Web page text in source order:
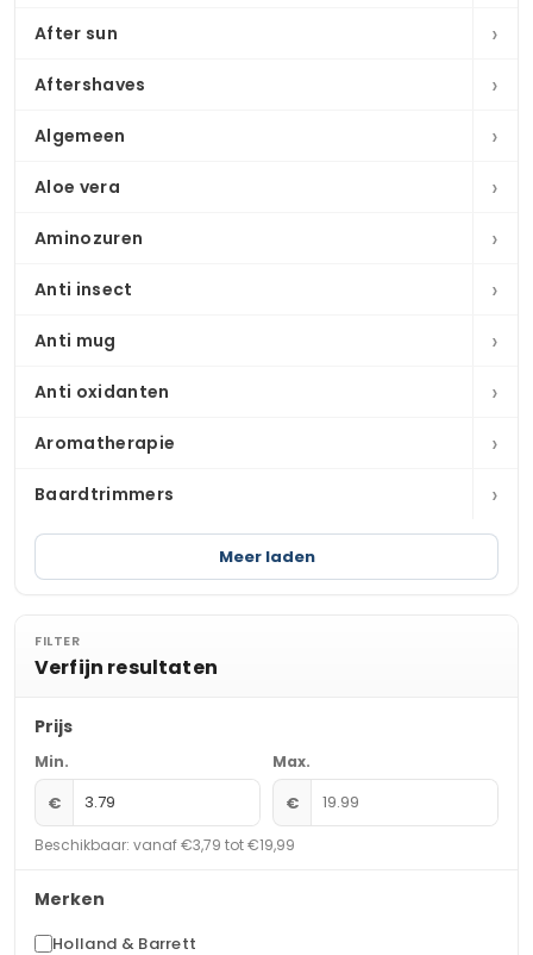
After sun ›
Aftershaves ›
Algemeen ›
Aloe vera ›
Aminozuren ›
Anti insect ›
Anti mug ›
Anti oxidanten ›
Aromatherapie ›
Baardtrimmers ›
Meer laden
FILTER
Verfijn resultaten
Prijs
Min.
€
Max.
€
Beschikbaar: vanaf €3,79 tot €19,99
Merken
Holland & Barrett